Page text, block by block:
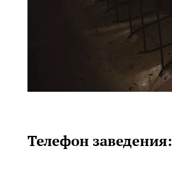
Телефон заведения: